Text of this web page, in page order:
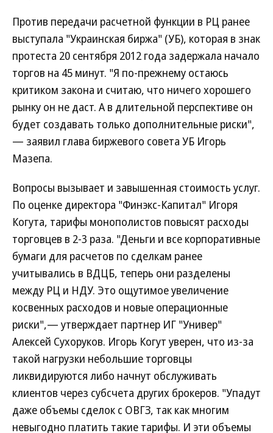
Против передачи расчетной функции в РЦ ранее
выступала "Украинская биржа" (УБ), которая в знак
протеста 20 сентября 2012 года задержала начало
торгов на 45 минут. "Я по-прежнему остаюсь
критиком закона и считаю, что ничего хорошего
рынку он не даст. А в длительной перспективе он
будет создавать только дополнительные риски",
— заявил глава биржевого совета УБ Игорь
Мазепа.
Вопросы вызывает и завышенная стоимость услуг.
По оценке директора "Финэкс-Капитал" Игоря
Когута, тарифы монополистов повысят расходы
торговцев в 2-3 раза. "Деньги и все корпоративные
бумаги для расчетов по сделкам ранее
учитывались в ВДЦБ, теперь они разделены
между РЦ и НДУ. Это ощутимое увеличение
косвенных расходов и новые операционные
риски",— утверждает партнер ИГ "Универ"
Алексей Сухоруков. Игорь Когут уверен, что из-за
такой нагрузки небольшие торговцы
ликвидируются либо начнут обслуживать
клиентов через субсчета других брокеров. "Упадут
даже объемы сделок с ОВГЗ, так как многим
невыгодно платить такие тарифы. И эти объемы